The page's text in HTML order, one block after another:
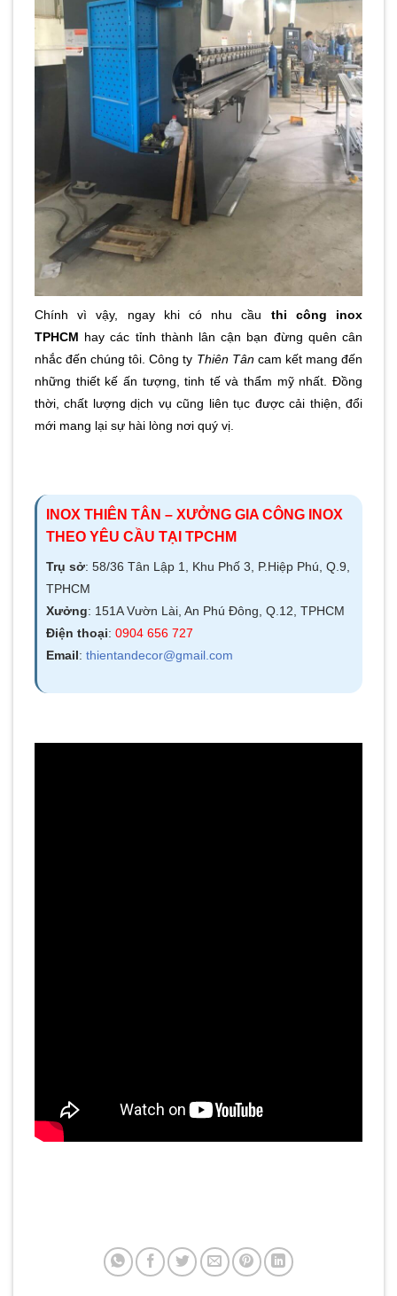
Chính vì vậy, ngay khi có nhu cầu thi công inox
TPHCM hay các tỉnh thành lân cận bạn đừng quên cân
nhắc đến chúng tôi. Công ty Thiên Tâncam kết mang đến
những thiết kế ấn tượng, tinh tế và thẩm mỹ nhất. Đồng
thời, chất lượng dịch vụ cũng liên tục được cải thiện, đổi
mới mang lại sự hài lòng nơi quý vị.
INOX THIÊN TÂN – XƯỞNG GIA CÔNG INOX
THEO YÊU CẦU TẠI TPCHM
Trụ sở: 58/36 Tân Lập 1, Khu Phố 3, P.Hiệp Phú, Q.9,
TPHCM
Xưởng: 151A Vườn Lài, An Phú Đông, Q.12, TPHCM
Điện thoại: 0904 656 727
Email: thientandecor@gmail.com